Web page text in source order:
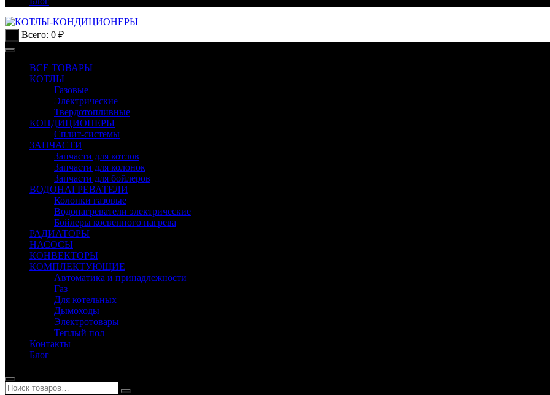
Всего: 0 ₽
ВСЕ ТОВАРЫ
КОТЛЫ
Газовые
Электрические
Твердотопливные
КОНДИЦИОНЕРЫ
Сплит-системы
ЗАПЧАСТИ
Запчасти для котлов
Запчасти для колонок
Запчасти для бойлеров
ВОДОНАГРЕВАТЕЛИ
Колонки газовые
Водонагреватели электрические
Бойлеры косвенного нагрева
РАДИАТОРЫ
НАСОСЫ
КОНВЕКТОРЫ
КОМПЛЕКТУЮЩИЕ
Автоматика и принадлежности
Газ
Для котельных
Дымоходы
Электротовары
Теплый пол
Контакты
Блог